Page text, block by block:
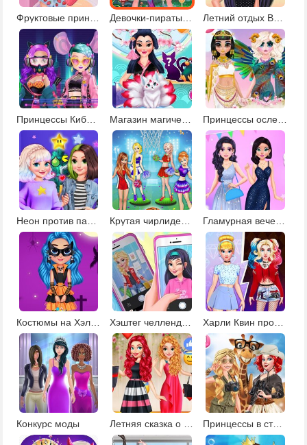
Летний отдых Вайлет
Принцессы КиберПанк 220 Магазин магических существ Принцессы ослепительные богини
Крутая чирлидерша Гламурная вечеринка
Костюмы на Хэллоуин Харли Квин против Золушки: модная битва
Конкурс моды Принцессы в стиле сафари